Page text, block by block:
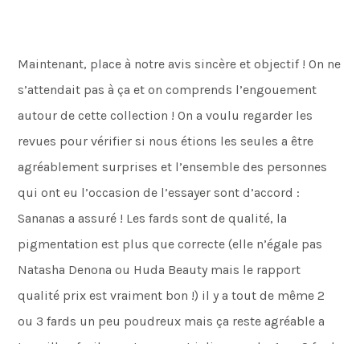
Maintenant, place à notre avis sincère et objectif ! On ne
s’attendait pas à ça et on comprends l’engouement
autour de cette collection ! On a voulu regarder les
revues pour vérifier si nous étions les seules a être
agréablement surprises et l’ensemble des personnes
qui ont eu l’occasion de l’essayer sont d’accord :
Sananas a assuré ! Les fards sont de qualité, la
pigmentation est plus que correcte (elle n’égale pas
Natasha Denona ou Huda Beauty mais le rapport
qualité prix est vraiment bon !) il y a tout de même 2
ou 3 fards un peu poudreux mais ça reste agréable a